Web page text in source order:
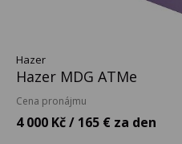
Hazer
Hazer MDG ATMe
Cena pronájmu
4 000 Kč / 165 € za den